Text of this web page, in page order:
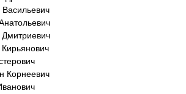
Дмитриевич
Корнеевич